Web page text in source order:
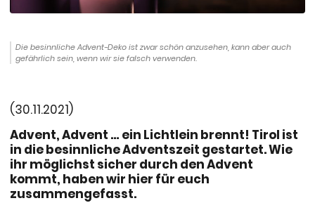
Die besinnliche Advent-Deko ist zwar schön anzusehen, kann aber auch
gefährlich sein, wenn wir sie falsch verwenden.
(30.11.2021)
Advent, Advent … ein Lichtlein brennt! Tirol ist
in die besinnliche Adventszeit gestartet. Wie
ihr möglichst sicher durch den Advent
kommt, haben wir hier für euch
zusammengefasst.